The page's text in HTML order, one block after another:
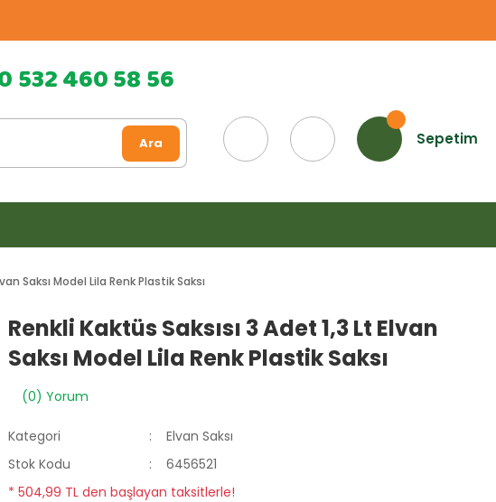
532 460 58 56
Ara Sepetim
Saksı Model Lila Renk Plastik Saksı
Renkli Kaktüs Saksısı 3 Adet 1,3 Lt Elvan
Saksı Model Lila Renk Plastik Saksı
(0) Yorum
Kategori
Elvan Saksı
Stok Kodu
6456521
* 504,99 TL den başlayan taksitlerle!